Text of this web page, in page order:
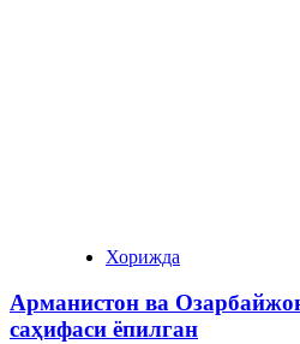
Хорижда
Арманистон ва
саҳифаси ёпилган